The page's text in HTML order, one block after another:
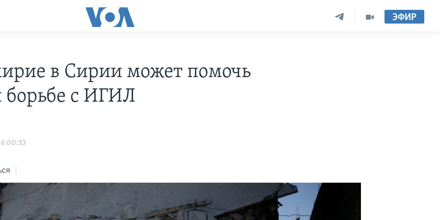
ЭФИР
в Сирии может помочь
с ИГИЛ
00:33